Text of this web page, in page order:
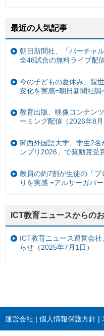
最近の人気記事
朝日新聞社、「バーチャ
全48試合の無料ライブ配
今の子どもの夏休み、親
変化を実感=朝日新聞社調
教育出版、映像コンテン
ーミング配信（2026年8月
関西外国語大学、学生2
ンプリ2026」で奨励賞受
教員の約7割が生徒の「プ
りを実感 =アルサーガパ
ICT教育ニュースからの
ICT教育ニュース運営会
らせ（2025年7月1日）
運営会社 個人情報保護方針